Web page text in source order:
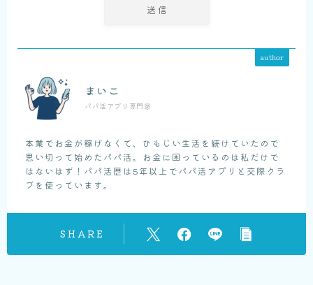
author
まいこ
パパ活アプリ専門家
本業でお金が稼げなくて、ひもじい生活を続けていたので
思い切って始めたパパ活。お金に困っているのは私だけで
はないはず！パパ活歴は5年以上でパパ活アプリと交際クラ
ブを使っています。
SHARE